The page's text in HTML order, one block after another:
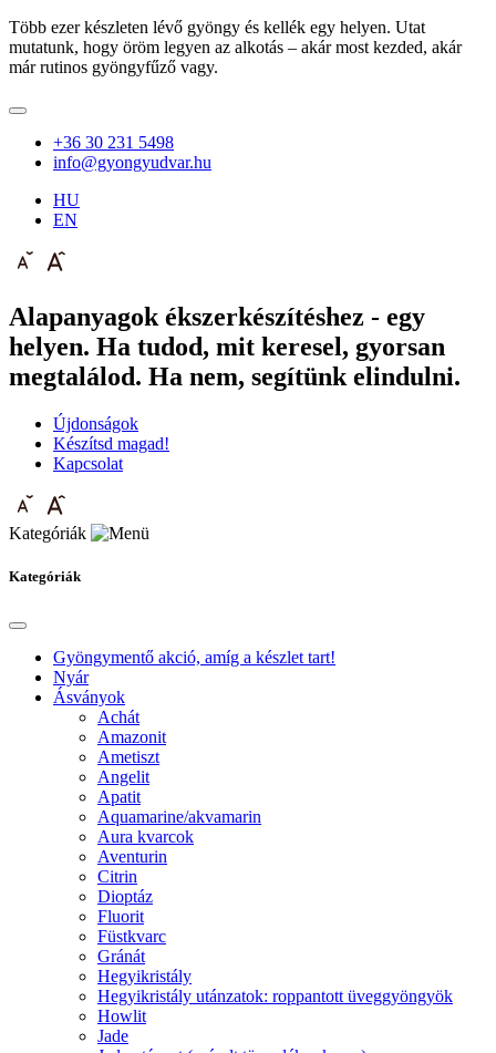
Több ezer készleten lévő gyöngy és kellék egy helyen. Utat
mutatunk, hogy öröm legyen az alkotás – akár most kezded, akár
már rutinos gyöngyfűző vagy.
+36 30 231 5498
info@gyongyudvar.hu
HU
EN
Alapanyagok ékszerkészítéshez - egy
helyen. Ha tudod, mit keresel, gyorsan
megtalálod. Ha nem, segítünk elindulni.
Újdonságok
Készítsd magad!
Kapcsolat
Kategóriák
Kategóriák
Gyöngymentő akció, amíg a készlet tart!
Nyár
Ásványok
Achát
Amazonit
Ametiszt
Angelit
Apatit
Aquamarine/akvamarin
Aura kvarcok
Aventurin
Citrin
Dioptáz
Fluorit
Füstkvarc
Gránát
Hegyikristály
Hegyikristály utánzatok: roppantott üveggyöngyök
Howlit
Jade